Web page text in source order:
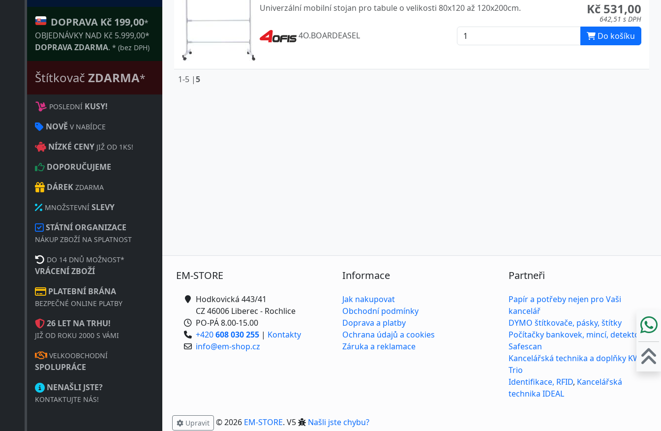
DOPRAVA Kč 199,00*
OBJEDNÁVKY NAD Kč 5.999,00*
DOPRAVA ZDARMA. * (bez DPH)
Štítkovač ZDARMA*
POSLEDNÍ KUSY!
NOVĚ V NABÍDCE
NÍZKÉ CENY JIŽ OD 1KS!
DOPORUČUJEME
DÁREK ZDARMA
MNOŽSTEVNÍ SLEVY
STÁTNÍ ORGANIZACE
NÁKUP ZBOŽÍ NA SPLATNOST
DO 14 DNŮ MOŽNOST*
VRÁCENÍ ZBOŽÍ
PLATEBNÍ BRÁNA
BEZPEČNÉ ONLINE PLATBY
26 LET NA TRHU!
JIŽ OD ROKU 2000 S VÁMI
VELKOOBCHODNÍ
SPOLUPRÁCE
NENAŠLI JSTE?
KONTAKTUJTE NÁS!
Kč 531,00
642,51 s DPH
Univerzální mobilní stojan pro tabule o velikosti 80x120 až 120x200cm.
4O.BOARDEASEL Do košíku
1-5 |5
EM-STORE
Hodkovická 443/41
CZ 46006 Liberec - Rochlice
PO-PÁ 8.00-15.00
+420608 030 255 | Kontakty
info@em-shop.cz
Informace
Jak nakupovat
Obchodní podmínky
Doprava a platby
Ochrana údajů a cookies
Záruka a reklamace
Partneři
Papír a potřeby nejen pro Vaši
kancelář
DYMO štítkovače, pásky, štítky
Počítačky bankovek, mincí, detektory
Safescan
Kancelářská technika a doplňky KW-
Trio
Identifikace, RFID, Kancelářská
technika IDEAL
Upravit © 2026 EM-STORE. V5 Našli jste chybu?